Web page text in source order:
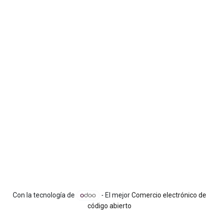
Con la tecnología de - El mejorComercio electrónico de
código abierto